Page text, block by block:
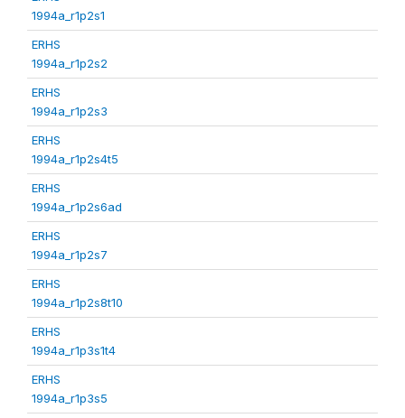
1994a_r1p2s1
ERHS
1994a_r1p2s2
ERHS
1994a_r1p2s3
ERHS
1994a_r1p2s4t5
ERHS
1994a_r1p2s6ad
ERHS
1994a_r1p2s7
ERHS
1994a_r1p2s8t10
ERHS
1994a_r1p3s1t4
ERHS
1994a_r1p3s5